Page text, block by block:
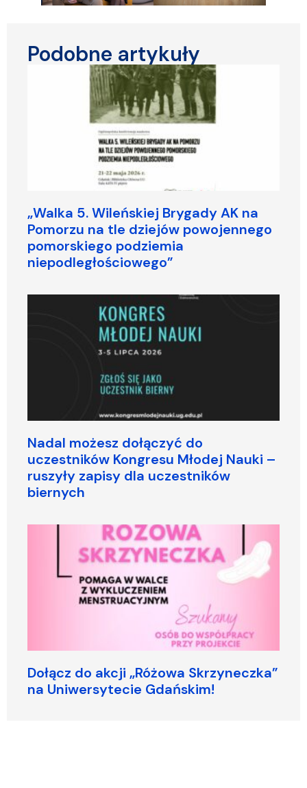
Podobne artykuły
„Walka 5. Wileńskiej Brygady AK na
Pomorzu na tle dziejów powojennego
pomorskiego podziemia
niepodległościowego”
Nadal możesz dołączyć do
uczestników Kongresu Młodej Nauki –
ruszyły zapisy dla uczestników
biernych
Dołącz do akcji „Różowa Skrzyneczka”
na Uniwersytecie Gdańskim!